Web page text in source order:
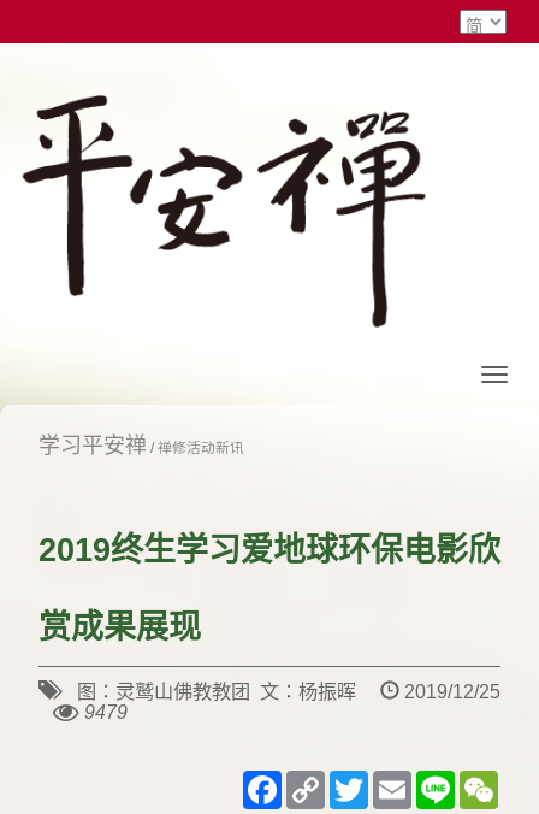
学习平安禅/禅修活动新讯
2019终生学习爱地球环保电影欣
赏成果展现
图：灵鹫山佛教教团 文：杨振晖
2019/12/25
9479
Facebook
Copy
Link
TwitterEmailLine